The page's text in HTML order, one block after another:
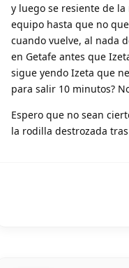
y luego se resiente de
equipo hasta que no
cuando vuelve, al nada
en Getafe antes que
sigue yendo Izeta que
para salir 10 minutos?
Espero que no sean
la rodilla destrozada